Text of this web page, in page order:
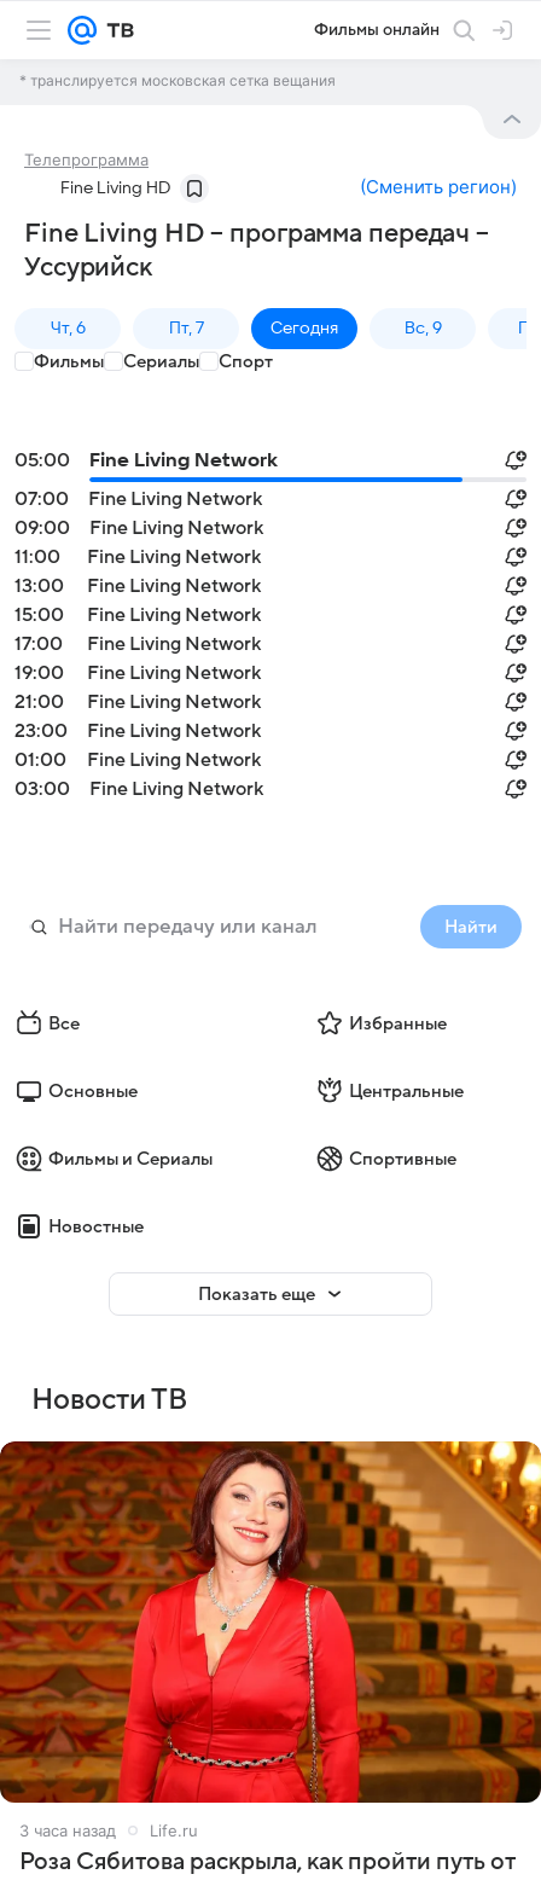
Фильмы онлайн
* транслируется московская сетка вещания
Телепрограмма
Fine Living HD (Сменить регион)
Fine Living HD – программа передач –
Уссурийск
Чт, 6 Пт, 7 Сегодня Вс, 9
Фильмы Сериалы Спорт
05:00
Fine Living Network
07:00
Fine Living Network
09:00
Fine Living Network
11:00
Fine Living Network
13:00
Fine Living Network
15:00
Fine Living Network
17:00
Fine Living Network
19:00
Fine Living Network
21:00
Fine Living Network
23:00
Fine Living Network
01:00
Fine Living Network
03:00
Fine Living Network
Найти
Все Избранные
Основные Центральные
Фильмы и Сериалы Спортивные
Новостные
Показать еще
Новости ТВ
3 часа назад Life.ru
Роза Сябитова раскрыла, как пройти путь от